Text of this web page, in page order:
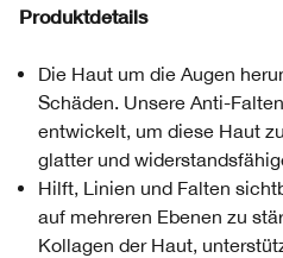
Produktdetails
Die Haut um die Augen
Schäden. Unsere Anti-
entwickelt, um diese Haut
glatter und
Hilft, Linien und Falten
auf mehreren Ebenen zu
Kollagen der Haut,